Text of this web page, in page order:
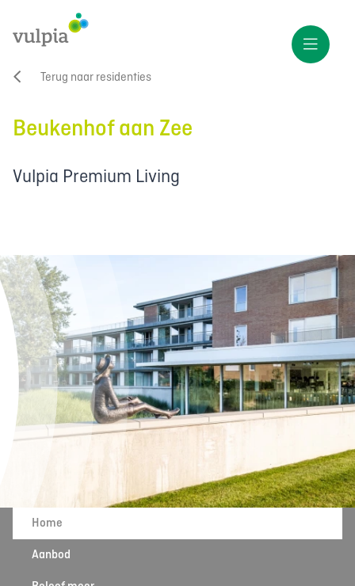
Terug naar residenties
Beukenhof aan Zee
Vulpia Premium Living
Home
Aanbod